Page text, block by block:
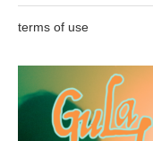
terms of use